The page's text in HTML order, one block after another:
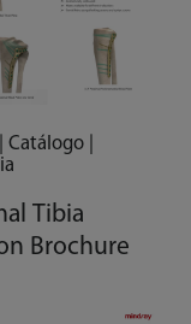
Catálogo |
Tibia
Brochure